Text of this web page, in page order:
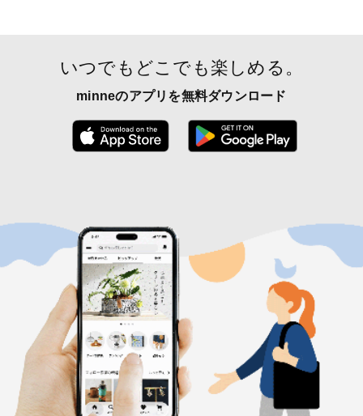
いつでもどこでも楽しめる。
minneのアプリを無料ダウンロード
App Store からダウンロード